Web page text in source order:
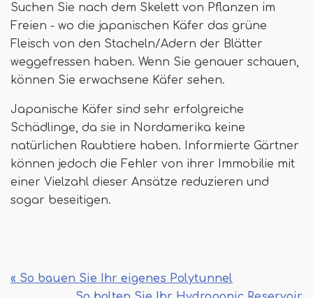
Suchen Sie nach dem Skelett von Pflanzen im
Freien - wo die japanischen Käfer das grüne
Fleisch von den Stacheln/Adern der Blätter
weggefressen haben. Wenn Sie genauer schauen,
können Sie erwachsene Käfer sehen.
Japanische Käfer sind sehr erfolgreiche
Schädlinge, da sie in Nordamerika keine
natürlichen Raubtiere haben. Informierte Gärtner
können jedoch die Fehler von ihrer Immobilie mit
einer Vielzahl dieser Ansätze reduzieren und
sogar beseitigen.
« So bauen Sie Ihr eigenes Polytunnel